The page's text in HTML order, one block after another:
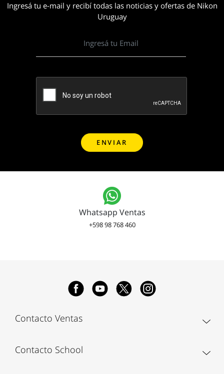
Ingresá tu e-mail y recibí todas las noticias y ofertas de Nikon
Uruguay
Whatsapp Ventas
+598 98 768 460
Contacto Ventas
Contacto School